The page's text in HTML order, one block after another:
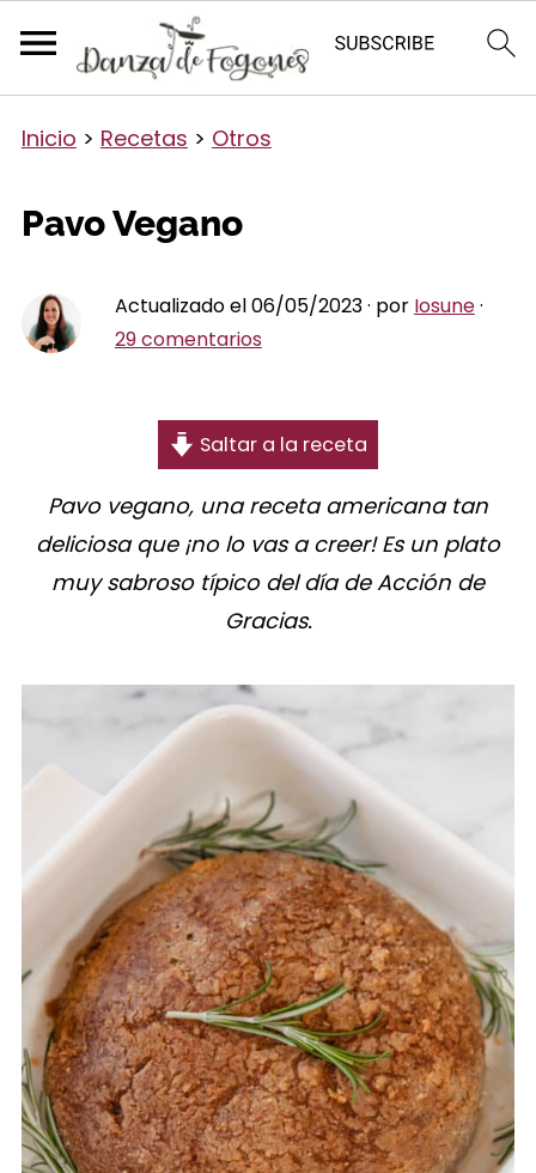
Inicio > Recetas > Otros
Pavo Vegano
Actualizado el 06/05/2023 · por Iosune·
29 comentarios
Saltar a la receta
Pavo vegano, una receta americana tan
deliciosa que ¡no lo vas a creer! Es un plato
muy sabroso típico del día de Acción de
Gracias.